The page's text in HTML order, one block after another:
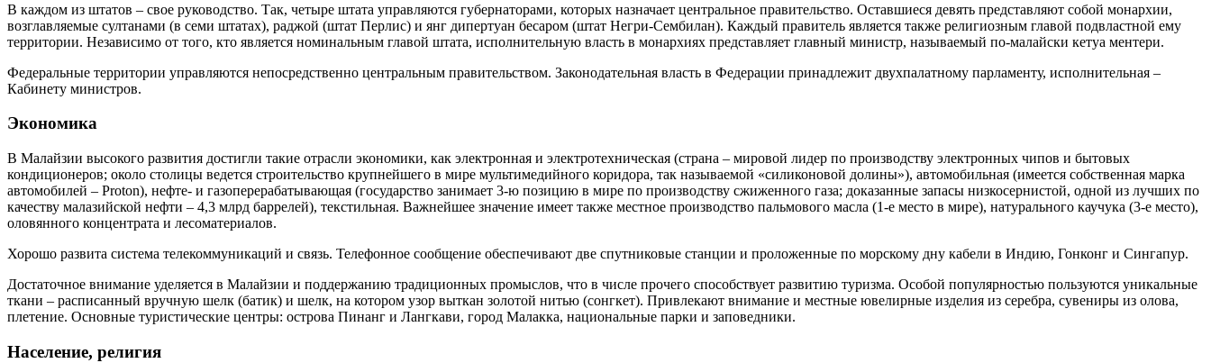
В каждом из штатов – свое руководство. Так, четыре штата управляются губернаторами, которых назначает центральное правительство. Оставшиеся девять представляют собой монархии,
возглавляемые султанами (в семи штатах), раджой (штат Перлис) и янг дипертуан бесаром (штат Негри-Сембилан). Каждый правитель является также религиозным главой подвластной ему
территории. Независимо от того, кто является номинальным главой штата, исполнительную власть в монархиях представляет главный министр, называемый по-малайски кетуа ментери.
Федеральные территории управляются непосредственно центральным правительством. Законодательная власть в Федерации принадлежит двухпалатному парламенту, исполнительная –
Кабинету министров.
Экономика
В Малайзии высокого развития достигли такие отрасли экономики, как электронная и электротехническая (страна – мировой лидер по производству электронных чипов и бытовых
кондиционеров; около столицы ведется строительство крупнейшего в мире мультимедийного коридора, так называемой «силиконовой долины»), автомобильная (имеется собственная марка
автомобилей – Proton), нефте- и газоперерабатывающая (государство занимает 3-ю позицию в мире по производству сжиженного газа; доказанные запасы низкосернистой, одной из лучших по
качеству малазийской нефти – 4,3 млрд баррелей), текстильная. Важнейшее значение имеет также местное производство пальмового масла (1-е место в мире), натурального каучука (3-е место),
оловянного концентрата и лесоматериалов.
Хорошо развита система телекоммуникаций и связь. Телефонное сообщение обеспечивают две спутниковые станции и проложенные по морскому дну кабели в Индию, Гонконг и Сингапур.
Достаточное внимание уделяется в Малайзии и поддержанию традиционных промыслов, что в числе прочего способствует развитию туризма. Особой популярностью пользуются уникальные
ткани – расписанный вручную шелк (батик) и шелк, на котором узор выткан золотой нитью (сонгкет). Привлекают внимание и местные ювелирные изделия из серебра, сувениры из олова,
плетение. Основные туристические центры: острова Пинанг и Лангкави, город Малакка, национальные парки и заповедники.
Население, религия